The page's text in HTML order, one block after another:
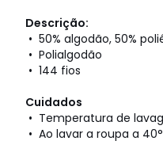
Descrição:
• 50% algodão, 50%
• Polialgodão
• 144 fios
Cuidados
• Temperatura de
• Ao lavar a roupa a